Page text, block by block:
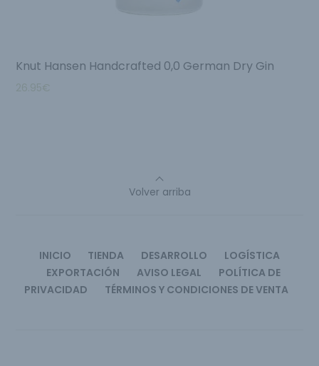
Knut Hansen Handcrafted 0,0 German Dry Gin
26.95€
Volver arriba
INICIO TIENDA DESARROLLO
LOGÍSTICA
EXPORTACIÓN
AVISO LEGAL
POLÍTICA DE
PRIVACIDAD
TÉRMINOS Y CONDICIONES DE VENTA